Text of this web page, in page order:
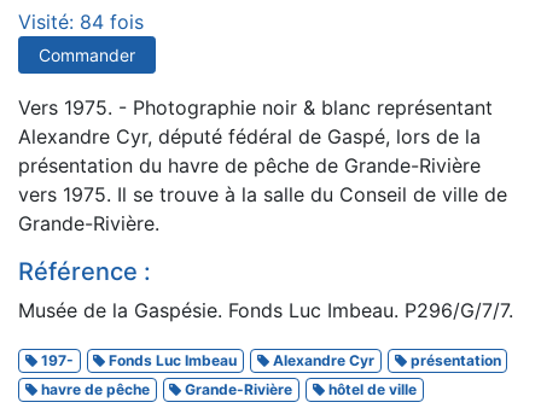
Visité: 84 fois
Commander
Vers 1975. - Photographie noir & blanc représentant
Alexandre Cyr, député fédéral de Gaspé, lors de la
présentation du havre de pêche de Grande-Rivière
vers 1975. Il se trouve à la salle du Conseil de ville de
Grande-Rivière.
Référence :
Musée de la Gaspésie. Fonds Luc Imbeau. P296/G/7/7.
197- Fonds Luc Imbeau Alexandre Cyr
présentation
havre de pêche
Grande-Rivière hôtel de ville